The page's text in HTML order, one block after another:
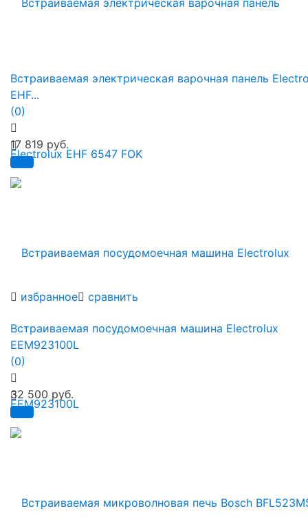
избранное сравнить
Встраиваемая электрическая варочная панель
EHF...
(0)
17 819 руб.
Встраиваемая посудомоечная машина Electrolux
EEM923100L
(0)
32 500 руб.